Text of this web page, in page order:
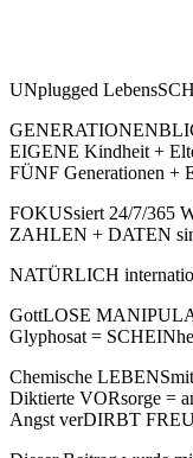
UNplugged
EIGENE Kindheit +
FÜNF Generationen +
FOKUSsiert 24/7/365
ZAHLEN + DATEN
NATÜRLICH
GottLOSE
Glyphosat =
Chemische
Diktierte VORsorge =
Angst verDIRBT